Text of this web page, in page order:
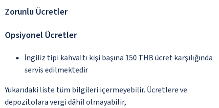
Zorunlu Ücretler
Opsiyonel Ücretler
İngiliz tipi kahvaltı kişi başına 150 THB ücret karşılığında
servis edilmektedir
Yukarıdaki liste tüm bilgileri içermeyebilir. Ücretlere ve
depozitolara vergi dâhil olmayabilir,